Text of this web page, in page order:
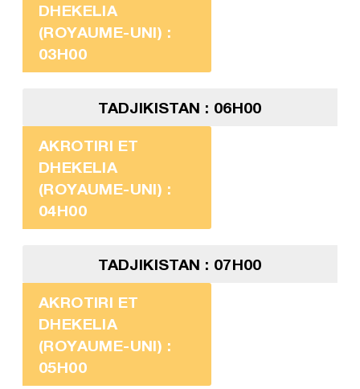
DHEKELIA
(ROYAUME-UNI) :
03H00
TADJIKISTAN : 06H00
AKROTIRI ET
DHEKELIA
(ROYAUME-UNI) :
04H00
TADJIKISTAN : 07H00
AKROTIRI ET
DHEKELIA
(ROYAUME-UNI) :
05H00